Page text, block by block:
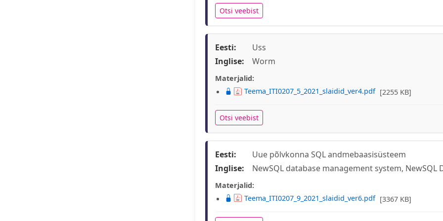
Otsi veebist
Eesti:
Uss
Inglise:
Worm
Materjalid:
Teema_ITI0207_5_2021_slaidid_ver4.pdf [2255 KB]
Otsi veebist
Eesti:
Uue põlvkonna SQL andmebaasisüsteem
Inglise:
NewSQL database management system, NewSQL
Materjalid:
Teema_ITI0207_9_2021_slaidid_ver6.pdf [3367 KB]